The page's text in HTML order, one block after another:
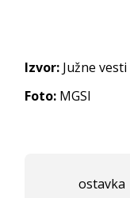
Izvor: Južne vesti
Foto: MGSI
ostavka